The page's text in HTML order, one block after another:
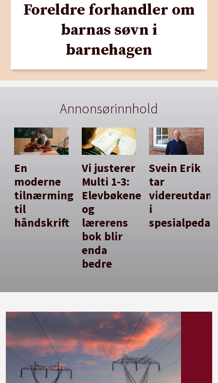
Foreldre forhandler om
barnas søvn i
barnehagen
Annonsørinnhold
En
moderne
tilnærming
til
håndskrift
Vi justerer
Multi 1-3:
Elevbøkene
og
lærerens
bok blir
enda
bedre
Svein Erik
tar
i